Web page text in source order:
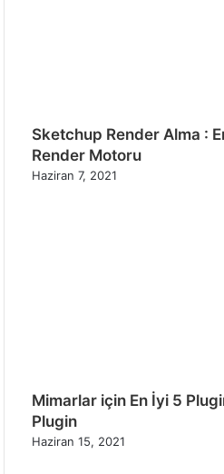
Sketchup Render Alma :
Render Motoru
Haziran 7, 2021
Mimarlar için En İyi 5
Plugin
Haziran 15, 2021